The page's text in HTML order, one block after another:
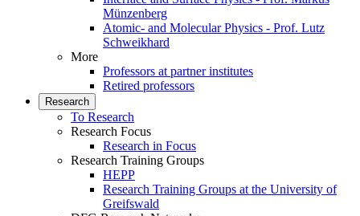
Münzenberg
Atomic- and Molecular Physics - Prof. Lutz
Schweikhard
More
Professors at partner institutes
Retired professors
Research
To Research
Research Focus
Research in Focus
Research Training Groups
HEPP
Research Training Groups at the University of
Greifswald